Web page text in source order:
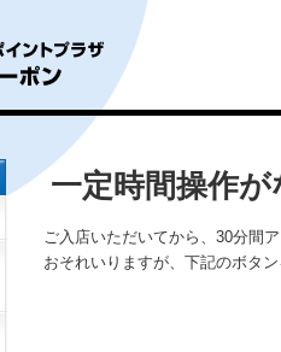
一定時間操作
ご入店いただいてから、30分間
おそれいりますが、下記のボタ